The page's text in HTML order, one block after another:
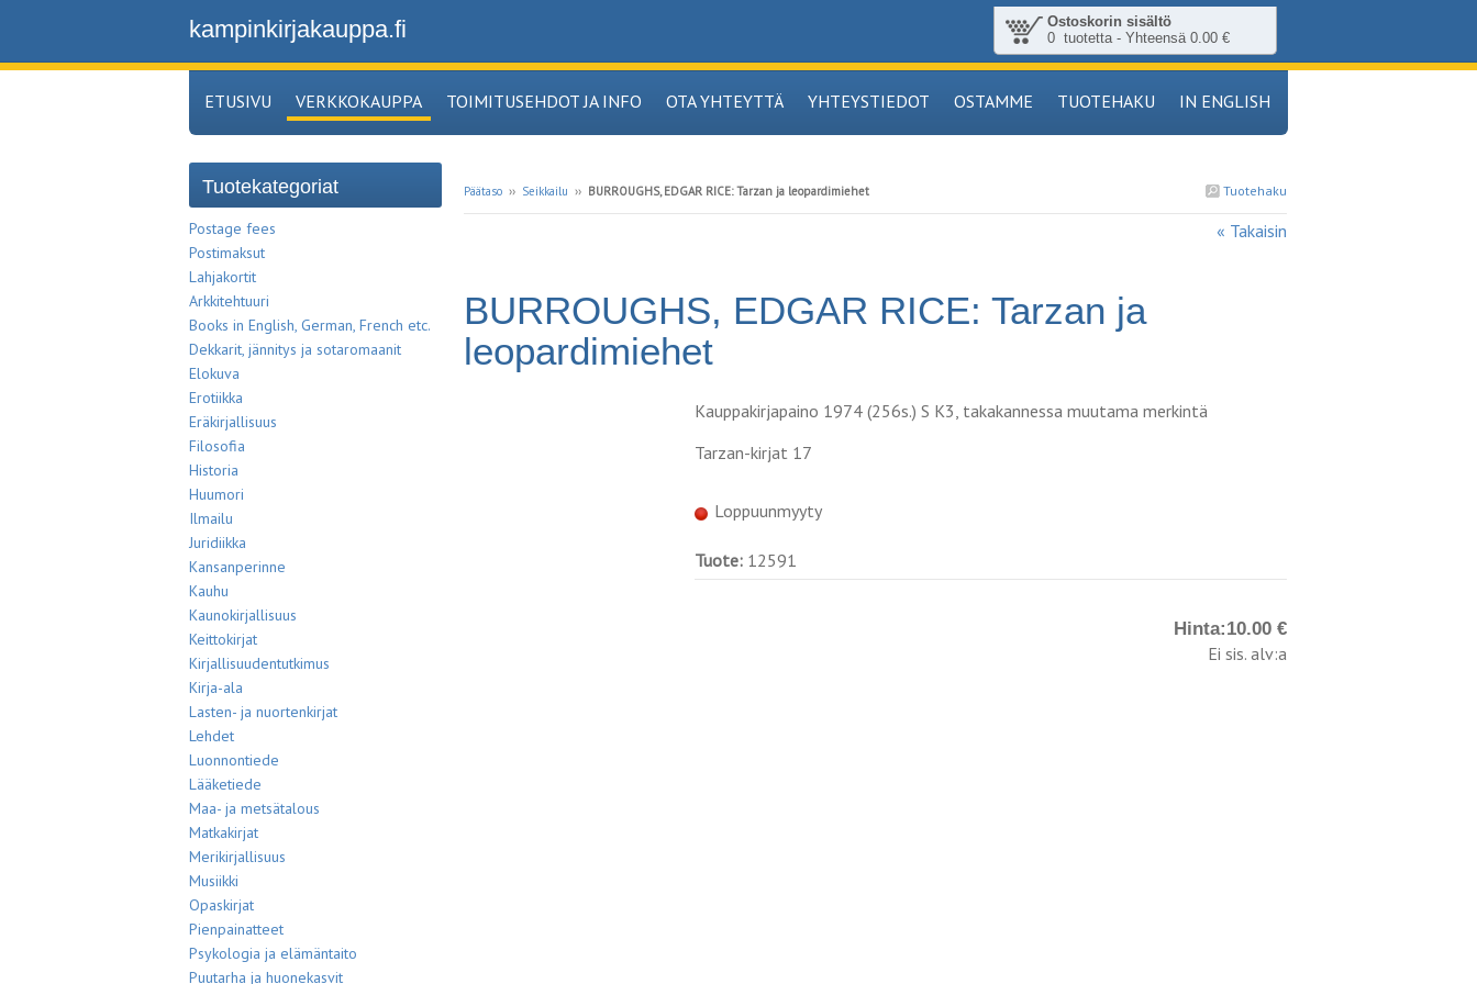
Ostoskorin sisältö
0 tuotetta - Yhteensä 0.00 €
kampinkirjakauppa.fi
ETUSIVU VERKKOKAUPPA TOIMITUSEHDOT JA INFO OTA YHTEYTTÄ YHTEYSTIEDOT OSTAMME TUOTEHAKU IN ENGLISH
Tuotehaku
Päätaso ›› Seikkailu ›› BURROUGHS, EDGAR RICE: Tarzan ja leopardimiehet
« Takaisin
BURROUGHS, EDGAR RICE: Tarzan ja
leopardimiehet
Kauppakirjapaino 1974 (256s.) S K3, takakannessa muutama merkintä
Tarzan-kirjat 17
Loppuunmyyty
Tuote: 12591
Hinta:10.00 €
Ei sis. alv:a
Tuotekategoriat
Postage fees
Postimaksut
Lahjakortit
Arkkitehtuuri
Books in English, German, French etc.
Dekkarit, jännitys ja sotaromaanit
Elokuva
Erotiikka
Eräkirjallisuus
Filosofia
Historia
Huumori
Ilmailu
Juridiikka
Kansanperinne
Kauhu
Kaunokirjallisuus
Keittokirjat
Kirjallisuudentutkimus
Kirja-ala
Lasten- ja nuortenkirjat
Lehdet
Luonnontiede
Lääketiede
Maa- ja metsätalous
Matkakirjat
Merikirjallisuus
Musiikki
Opaskirjat
Pienpainatteet
Psykologia ja elämäntaito
Puutarha ja huonekasvit